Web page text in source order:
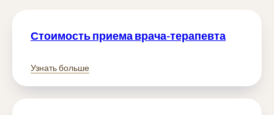
Стоимость приема врача-терапевта
Узнать больше